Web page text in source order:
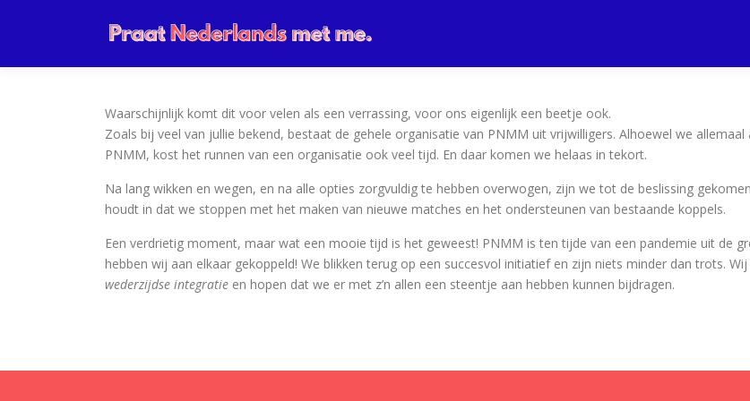
inhoud
Waarschijnlijk komt dit voor velen als een verrassing, voor ons eigenlijk een beetje ook.
Zoals bij veel van jullie bekend, bestaat de gehele organisatie van PNMM uit vrijwilligers. Alhoewel we
PNMM, kost het runnen van een organisatie ook veel tijd. En daar komen we helaas in tekort.
Na lang wikken en wegen, en na alle opties zorgvuldig te hebben overwogen, zijn we tot de beslissing
houdt in dat we stoppen met het maken van nieuwe matches en het ondersteunen van bestaande koppels.
Een verdrietig moment, maar wat een mooie tijd is het geweest! PNMM is ten tijde van een pandemie uit de
hebben wij aan elkaar gekoppeld! We blikken terug op een succesvol initiatief en zijn niets minder dan trots.
wederzijdse integratie en hopen dat we er met z’n allen een steentje aan hebben kunnen bijdragen.